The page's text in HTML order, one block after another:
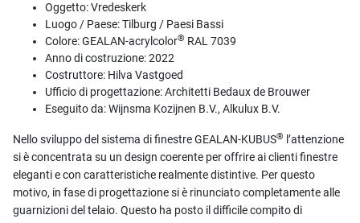
Oggetto: Vredeskerk
Luogo / Paese: Tilburg / Paesi Bassi
Colore: GEALAN-acrylcolor® RAL 7039
Anno di costruzione: 2022
Costruttore: Hilva Vastgoed
Ufficio di progettazione: Architetti Bedaux de Brouwer
Eseguito da: Wijnsma Kozijnen B.V., Alkulux B.V.
Nello sviluppo del sistema di finestre GEALAN-KUBUS® l’attenzione
si è concentrata su un design coerente per offrire ai clienti finestre
eleganti e con caratteristiche realmente distintive. Per questo
motivo, in fase di progettazione si è rinunciato completamente alle
guarnizioni del telaio. Questo ha posto il difficile compito di